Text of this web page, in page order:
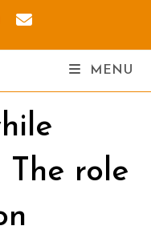
MENU
The role